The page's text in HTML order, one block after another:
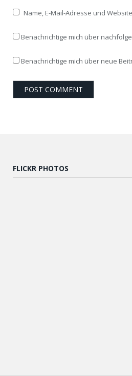
Name, E-Mail-Adresse und
Benachrichtige mich über
Benachrichtige mich über neue
FLICKR PHOTOS